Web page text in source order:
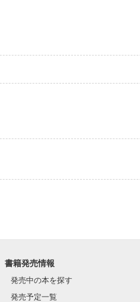
書籍発売情報
発売中の本を探す
発売予定一覧